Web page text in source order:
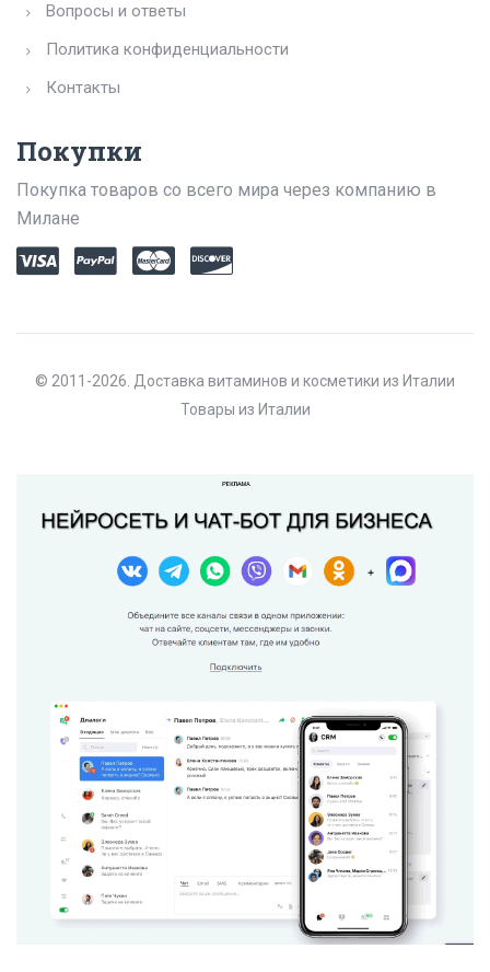
Вопросы и ответы
Политика конфиденциальности
Контакты
Покупки
Покупка товаров со всего мира через компанию в
Милане
© 2011-2026. Доставка витаминов и косметики из Италии
Товары из Италии